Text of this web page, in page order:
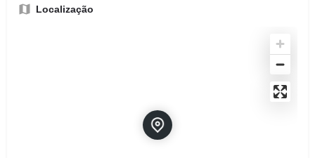
Localização